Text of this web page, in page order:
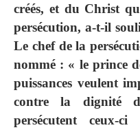
créés, et du Christ
persécution, a-t-il
Le chef de la
nommé : « le prince
puissances veulent
contre la dignité
persécutent ceux-